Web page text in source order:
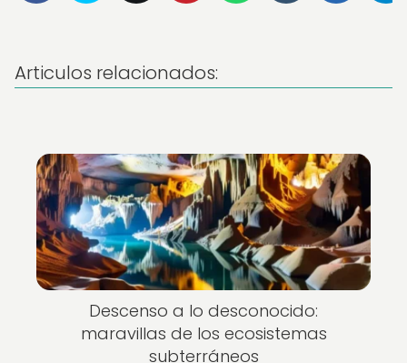
Articulos relacionados:
Descenso a lo desconocido:
maravillas de los ecosistemas
subterráneos